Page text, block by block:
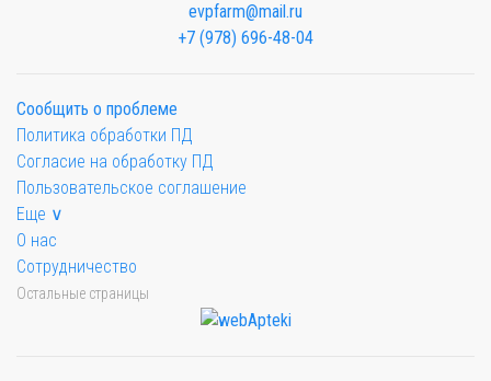
evpfarm@mail.ru
+7 (978) 696-48-04
Сообщить о проблеме
Политика обработки ПД
Согласие на обработку ПД
Пользовательское соглашение
Еще ∨
О нас
Сотрудничество
Остальные страницы